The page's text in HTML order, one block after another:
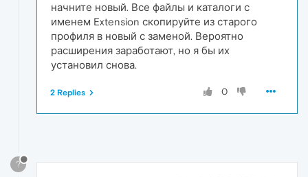
начните новый. Все файлы и каталоги с
именем Extension скопируйте из старого
профиля в новый с заменой. Вероятно
расширения заработают, но я бы их
установил снова.
0
2 Replies
?